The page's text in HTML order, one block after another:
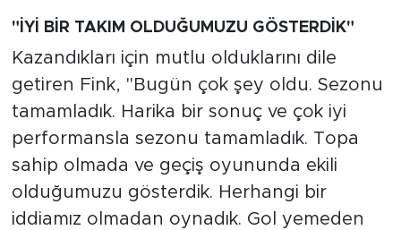
"İYİ BİR TAKIM OLDUĞUMUZU GÖSTERDİK"
Kazandıkları için mutlu olduklarını dile
getiren Fink, "Bugün çok şey oldu. Sezonu
tamamladık. Harika bir sonuç ve çok iyi
performansla sezonu tamamladık. Topa
sahip olmada ve geçiş oyununda ekili
olduğumuzu gösterdik. Herhangi bir
iddiamız olmadan oynadık. Gol yemeden